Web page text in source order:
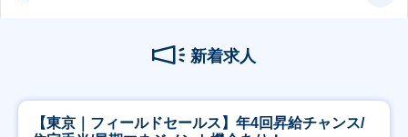
新着求人
【東京｜フィールドセールス】年4回昇給チャンス/